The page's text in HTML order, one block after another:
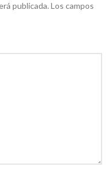
publicada. Los campos